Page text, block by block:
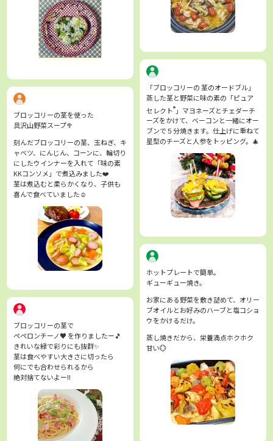
「ブロッコリーの 茎のオードブル」
蒸した茎と野菜に味の素の「ピュア
セレクト® 」マヨネーズとチェダーチ
ーズをかけて、ベーコンと一緒にオー
ブンで５分焼きます。仕上げに重ねて
星型のチーズと人参をトッピング。🎄
ブロッコリーの茎を使った
具沢山野菜スープ🥦
刻んだブロッコリーの茎、玉ねぎ、キ
ャベツ、にんじん、コーンに、輪切り
にしたウインナーを入れて「味の素
KKコンソメ」で煮込みました❤️
茎は煮込むと柔らかくなり、子供も
喜んで食べていました☺️
ホットプレートで簡単。
ギューギュー焼き。
お家にある野菜を敷き詰めて、オリー
ブオイルとお好みのハーブと塩コショ
ウをかけるだけ。
蒸し焼きだから、栄養満点ホクホク
甘い💮
ブロッコリーの茎で
ペペロンチーノ♥ を作りましたー🎵
きれいな緑で彩りにも抜群✨
茎は食べやすい大きさに切ったら
何にでも合わせられるから
絶対捨てないよー!!